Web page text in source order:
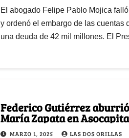
El abogado Felipe Pablo Mojica
y ordenó el embargo de las cuentas
una deuda de 42 mil millones. El
Federico Gutiérrez
María Zapata en
renunció antes de concluir
MARZO 1, 2025 LAS DOS ORILLAS